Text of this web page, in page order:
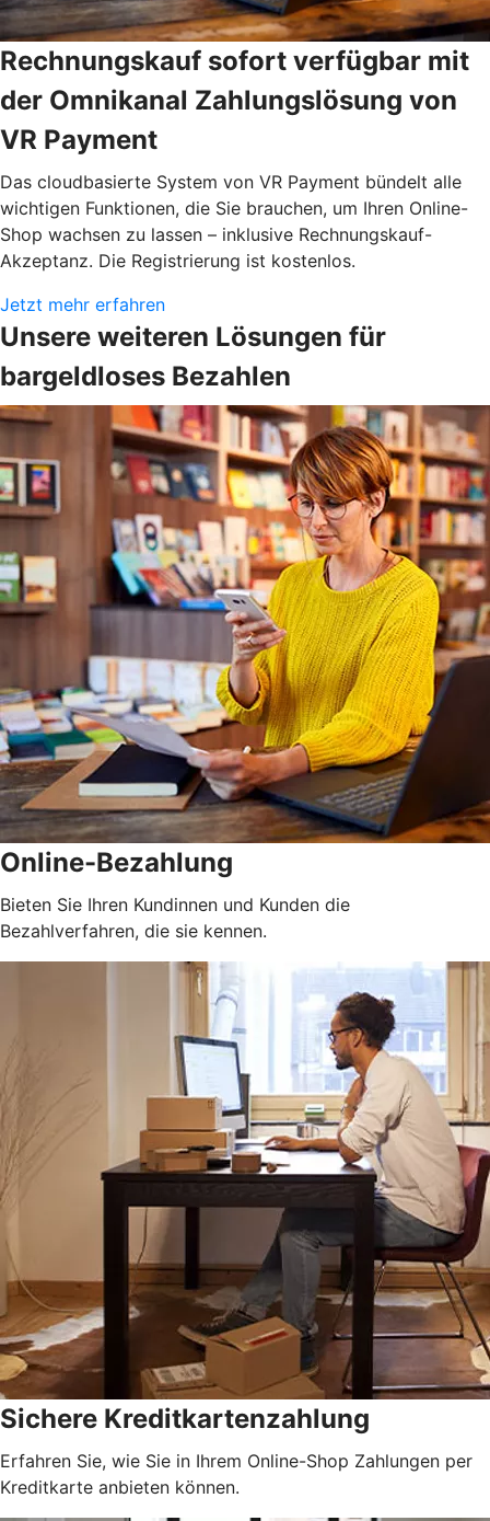
Rechnungskauf sofort verfügbar mit
der Omnikanal Zahlungslösung von
VR Payment
Das cloudbasierte System von VR Payment bündelt alle
wichtigen Funktionen, die Sie brauchen, um Ihren Online-
Shop wachsen zu lassen – inklusive Rechnungskauf-
Akzeptanz. Die Registrierung ist kostenlos.
Jetzt mehr erfahren
Unsere weiteren Lösungen für
bargeldloses Bezahlen
Online-Bezahlung
Bieten Sie Ihren Kundinnen und Kunden die
Bezahlverfahren, die sie kennen.
Sichere Kreditkartenzahlung
Erfahren Sie, wie Sie in Ihrem Online-Shop Zahlungen per
Kreditkarte anbieten können.